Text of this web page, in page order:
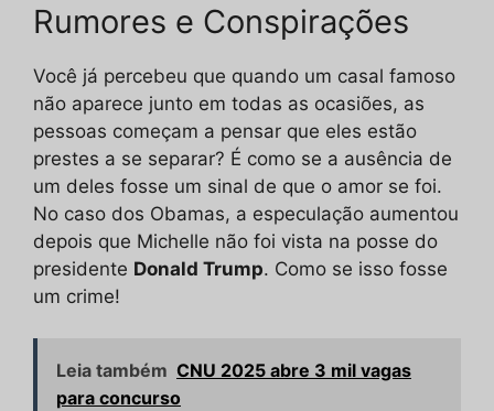
Rumores e Conspirações
Você já percebeu que quando um casal famoso
não aparece junto em todas as ocasiões, as
pessoas começam a pensar que eles estão
prestes a se separar? É como se a ausência de
um deles fosse um sinal de que o amor se foi.
No caso dos Obamas, a especulação aumentou
depois que Michelle não foi vista na posse do
presidente Donald Trump. Como se isso fosse
um crime!
Leia também CNU 2025 abre 3 mil vagas
para concurso